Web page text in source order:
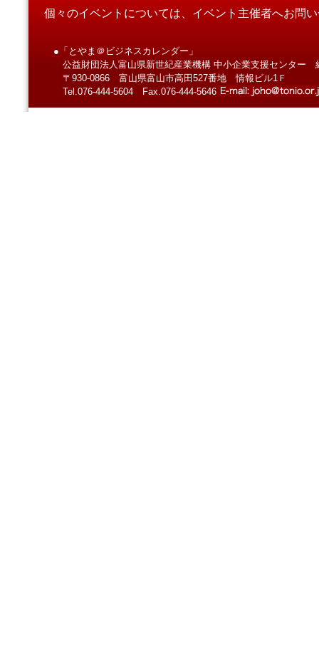
個々のイベントについては、イベント主催者へお問
●「とやま＠ビジネスカレンダー」
公益財団法人富山県新世紀産業機構 中小企業支援センター
〒930-0866 富山県富山市高田527番地 情報ビル1Ｆ
Tel.076-444-5604 Fax.076-444-5646